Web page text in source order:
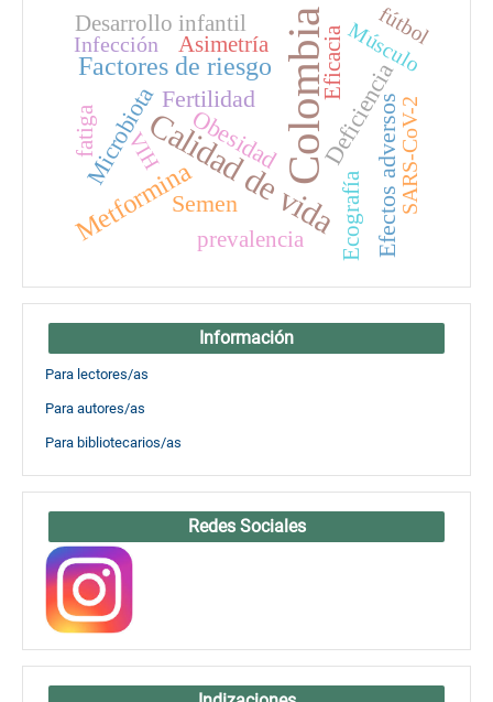
Colombia
Calidad de vida
Factores de riesgo
Metformina
Microbiota Obesidad
Semen
Fertilidad Deficiencia
Efectos adversos
fatiga
Eficacia
Asimetría
Ecografía
prevalencia
Desarrollo infantil
VIH
Músculo
fútbol
SARS-CoV-2
Infección
Información
Para lectores/as
Para autores/as
Para bibliotecarios/as
Redes Sociales